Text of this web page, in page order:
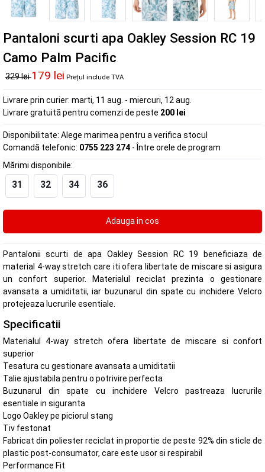
Pantaloni scurti apa Oakley Session RC 19
Camo Palm Pacific
329 lei179 lei Prețul include TVA
Livrare prin curier: marti, 11 aug. - miercuri, 12 aug.
Livrare gratuită pentru comenzi de peste 200 lei
Disponibilitate: Alege marimea pentru a verifica stocul
Comandă telefonic: 0755 223 274 - Între orele de program
Mărimi disponibile:
31 32 34 36
Pantalonii scurti de apa Oakley Session RC 19 beneficiaza de
material 4-way stretch care iti ofera libertate de miscare si asigura
un confort superior. Materialul reciclat prezinta o gestionare
avansata a umiditatii, iar buzunarul din spate cu inchidere Velcro
protejeaza lucrurile esentiale.
Specificatii
Materialul 4-way stretch ofera libertate de miscare si confort
superior
Tesatura cu gestionare avansata a umiditatii
Talie ajustabila pentru o potrivire perfecta
Buzunarul din spate cu inchidere Velcro pastreaza lucrurile
esentiale in siguranta
Logo Oakley pe piciorul stang
Tiv festonat
Fabricat din poliester reciclat in proportie de peste 92% din sticle de
plastic post-consumator, care este usor si respirabil
Performance Fit